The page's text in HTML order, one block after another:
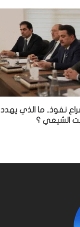
نفوذ.. ما الذي يهدد
الشيعي ؟